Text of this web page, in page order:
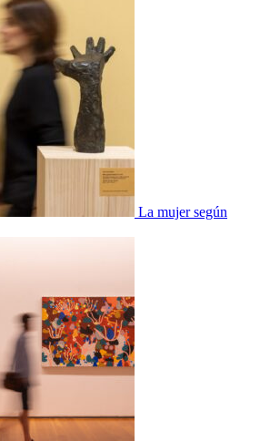
La mujer según